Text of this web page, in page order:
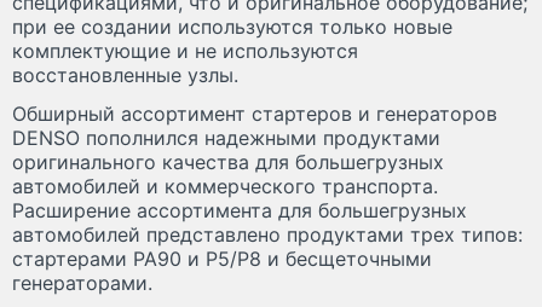
при ее создании используются только новые
комплектующие и не используются
восстановленные узлы.
Обширный ассортимент стартеров и генераторов
DENSO пополнился надежными продуктами
оригинального качества для большегрузных
автомобилей и коммерческого транспорта.
Расширение ассортимента для большегрузных
автомобилей представлено продуктами трех типов:
стартерами PA90 и P5/P8 и бесщеточными
генераторами.